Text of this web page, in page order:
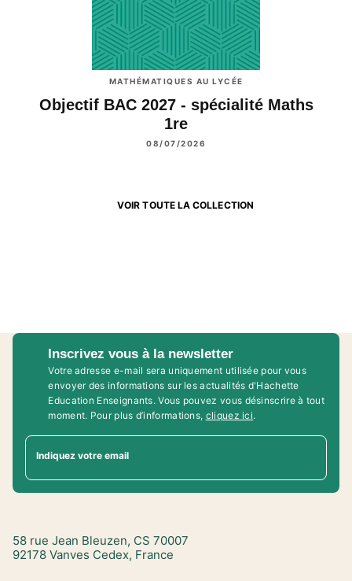
MATHÉMATIQUES AU LYCÉE
Objectif BAC 2027 - spécialité Maths
1re
08/07/2026
VOIR TOUTE LA COLLECTION
Inscrivez vous à la newsletter
Votre adresse e-mail sera uniquement utilisée pour vous
envoyer des informations sur les actualités d'Hachette
Education Enseignants. Vous pouvez vous désinscrire à tout
moment. Pour plus d’informations, cliquez ici.
Indiquez votre email
58 rue Jean Bleuzen, CS 70007
92178 Vanves Cedex, France